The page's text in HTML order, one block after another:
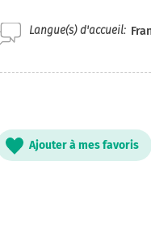
Langue(s) d'accueil
Ajouter à mes favoris